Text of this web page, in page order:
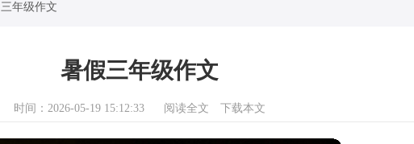
三年级作文
暑假三年级作文
时间：2026-05-19 15:12:33 阅读全文 下载本文